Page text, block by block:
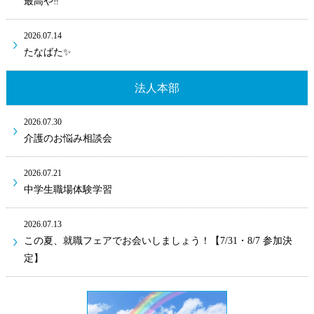
2026.07.14
たなばた✨
法人本部
2026.07.30
介護のお悩み相談会
2026.07.21
中学生職場体験学習
2026.07.13
この夏、就職フェアでお会いしましょう！【7/31・8/7 参加決
定】